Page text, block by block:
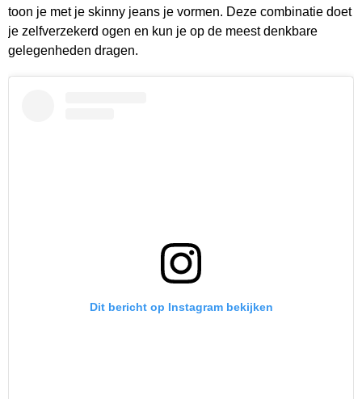
toon je met je skinny jeans je vormen. Deze combinatie doet
je zelfverzekerd ogen en kun je op de meest denkbare
gelegenheden dragen.
Dit bericht op Instagram bekijken